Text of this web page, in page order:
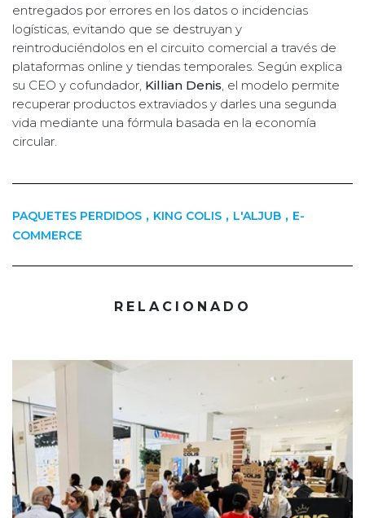
entregados por errores en los datos o incidencias
logísticas, evitando que se destruyan y
reintroduciéndolos en el circuito comercial a través de
plataformas online y tiendas temporales. Según explica
su CEO y cofundador, Killian Denis , el modelo permite
recuperar productos extraviados y darles una segunda
vida mediante una fórmula basada en la economía
circular.
PAQUETES PERDIDOS , KING COLIS , L'ALJUB , E-
COMMERCE
RELACIONADO